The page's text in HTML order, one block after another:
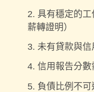
具有穩定的
薪轉證明）
未有貸款與
信用報告分數
負債比例不可